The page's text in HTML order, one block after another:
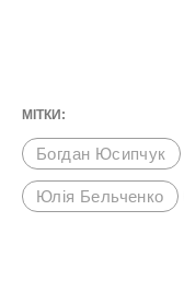
МІТКИ:
Богдан Юсипчук
Юлія Бельченко